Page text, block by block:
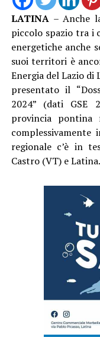
LATINA– Anche
piccolo spazio tra i
energetiche anche
suoi territori è
Energia del Lazio di
presentato il
2024” (dati GSE
provincia pontina
regionale c’è in
Castro (VT) e Latina.